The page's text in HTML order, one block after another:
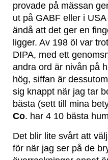
provade på mässan
ut på GABF eller i
ändå att det ger en
ligger. Av 198 öl var
DIPA, med ett
andra ord är nivån på
hög, siffan är
sig knappt när jag tar
bästa (sett till mina
Co. har 4 10 bästa
Det blir lite svårt att
för när jag ser på de